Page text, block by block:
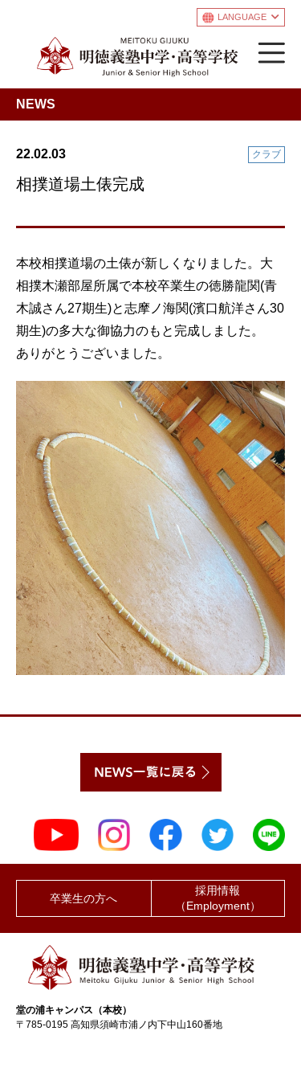
LANGUAGE
NEWS
クラブ
22.02.03
相撲道場土俵完成
本校相撲道場の土俵が新しくなりました。大
相撲木瀬部屋所属で本校卒業生の徳勝龍関(青
木誠さん27期生)と志摩ノ海関(濱口航洋さん30
期生)の多大な御協力のもと完成しました。
ありがとうございました。
卒業生の方へ
採用情報
（Employment）
堂の浦キャンパス（本校）
〒785-0195 高知県須崎市浦ノ内下中山160番地